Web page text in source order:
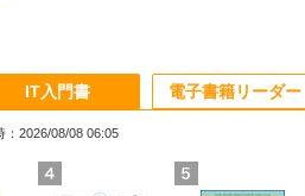
IT入門書
：2026/08/08 06:05
電子書籍リーダー